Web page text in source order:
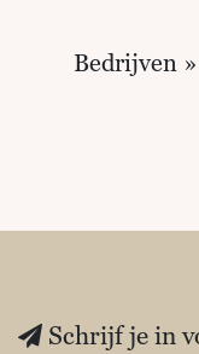
Bedrijven »
Schrijf je in